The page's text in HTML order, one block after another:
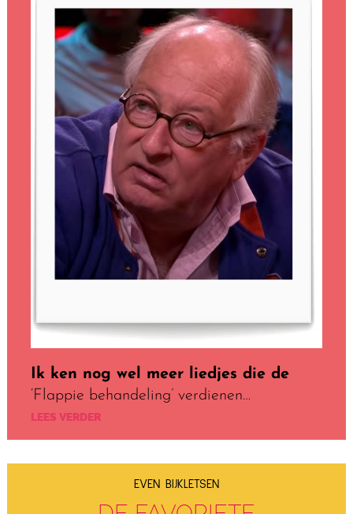
Ik ken nog wel meer liedjes die de
‘Flappie behandeling’ verdienen…
LEES VERDER
EVEN BIJKLETSEN